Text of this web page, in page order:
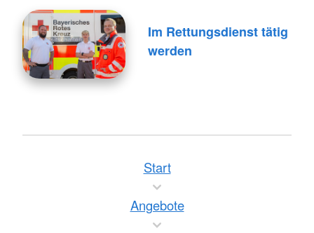
Im Rettungsdienst tätig
werden
Start
Angebote